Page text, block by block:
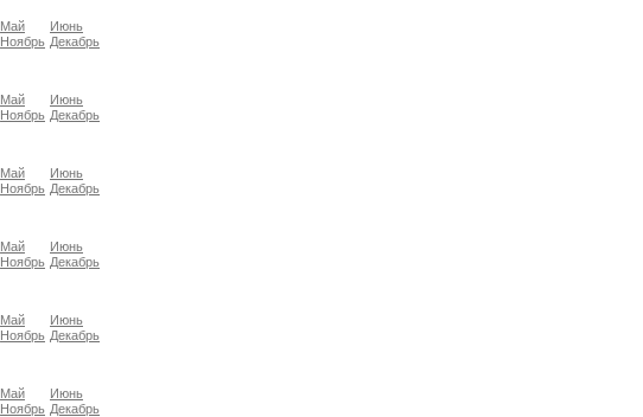
Май
Июнь
Ноябрь Декабрь
Май
Июнь
Ноябрь Декабрь
Май
Июнь
Ноябрь Декабрь
Май
Июнь
Ноябрь Декабрь
Май
Июнь
Ноябрь Декабрь
Май
Июнь
Ноябрь Декабрь